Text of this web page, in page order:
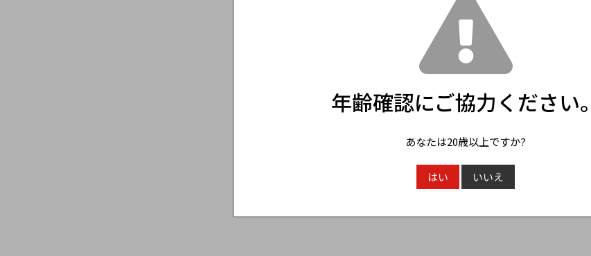
確認ページへ
戻る
年齢確認にご協力ください。
あなたは20歳以上ですか?
はい いいえ